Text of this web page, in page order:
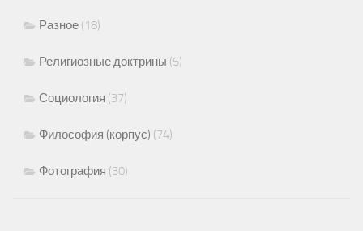
Разное (18)
Религиозные доктрины (5)
Социология (37)
Философия (корпус) (74)
Фотография (30)